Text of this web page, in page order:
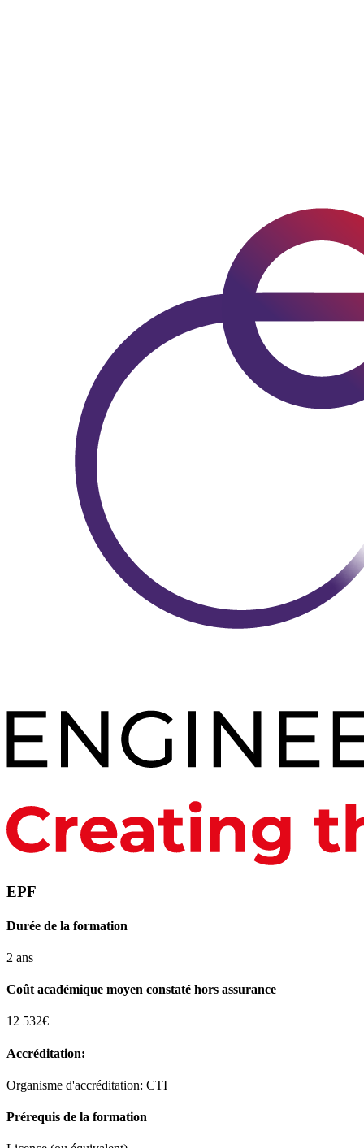
EPF
Durée de la formation
2 ans
Coût académique moyen constaté hors assurance
12 532€
Accréditation:
Organisme d'accréditation: CTI
Prérequis de la formation